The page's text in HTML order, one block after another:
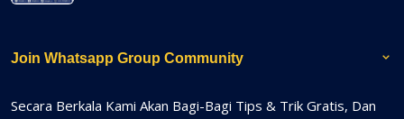
Join Whatsapp Group Community
Secara Berkala Kami Akan Bagi-Bagi Tips & Trik Gratis, Dan